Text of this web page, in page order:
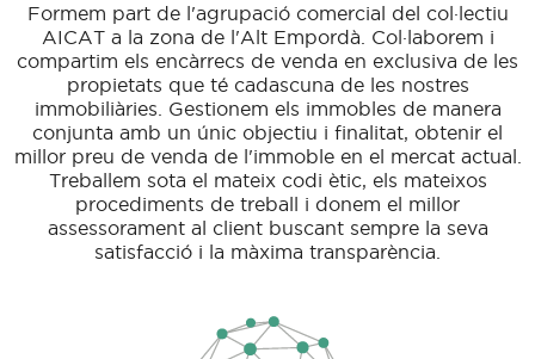
Formem part de l'agrupació comercial del col·lectiu
AICAT a la zona de l'Alt Empordà. Col·laborem i
compartim els encàrrecs de venda en exclusiva de les
propietats que té cadascuna de les nostres
immobiliàries. Gestionem els immobles de manera
conjunta amb un únic objectiu i finalitat, obtenir el
millor preu de venda de l'immoble en el mercat actual.
Treballem sota el mateix codi ètic, els mateixos
procediments de treball i donem el millor
assessorament al client buscant sempre la seva
satisfacció i la màxima transparència.